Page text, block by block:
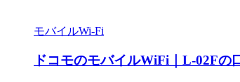
モバイルWi-Fi
ドコモのモバイルWiFi｜L-02Fの